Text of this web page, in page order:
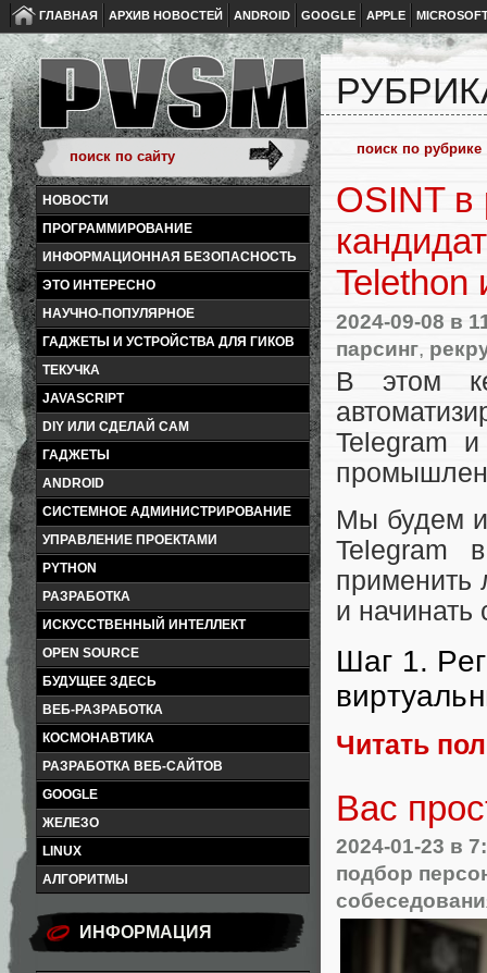
ГЛАВНАЯ АРХИВ НОВОСТЕЙ ANDROID GOOGLE APPLE
НОВОСТИ
ПРОГРАММИРОВАНИЕ
ИНФОРМАЦИОННАЯ БЕЗОПАСНОСТЬ
ЭТО ИНТЕРЕСНО
НАУЧНО-ПОПУЛЯРНОЕ
ГАДЖЕТЫ И УСТРОЙСТВА ДЛЯ ГИКОВ
ТЕКУЧКА
JAVASCRIPT
DIY ИЛИ СДЕЛАЙ САМ
ГАДЖЕТЫ
ANDROID
СИСТЕМНОЕ АДМИНИСТРИРОВАНИЕ
УПРАВЛЕНИЕ ПРОЕКТАМИ
PYTHON
РАЗРАБОТКА
ИСКУССТВЕННЫЙ ИНТЕЛЛЕКТ
OPEN SOURCE
БУДУЩЕЕ ЗДЕСЬ
ВЕБ-РАЗРАБОТКА
КОСМОНАВТИКА
РАЗРАБОТКА ВЕБ-САЙТОВ
GOOGLE
ЖЕЛЕЗО
LINUX
АЛГОРИТМЫ
ИНФОРМАЦИЯ
OSINT в
Telethon
2024-09-08 в
парсинг,
В этом
Telegram
Мы будем
Telegram
применить
и начинать
Шаг 1.
Читать
Вас
2024-01-23 в
подбор